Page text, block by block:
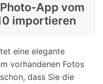
App vom
importieren
eine elegante
vorhandenen Fotos
dass Sie die